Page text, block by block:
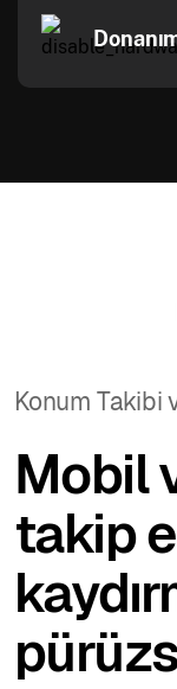
Konum Takibi
Mobil
takip